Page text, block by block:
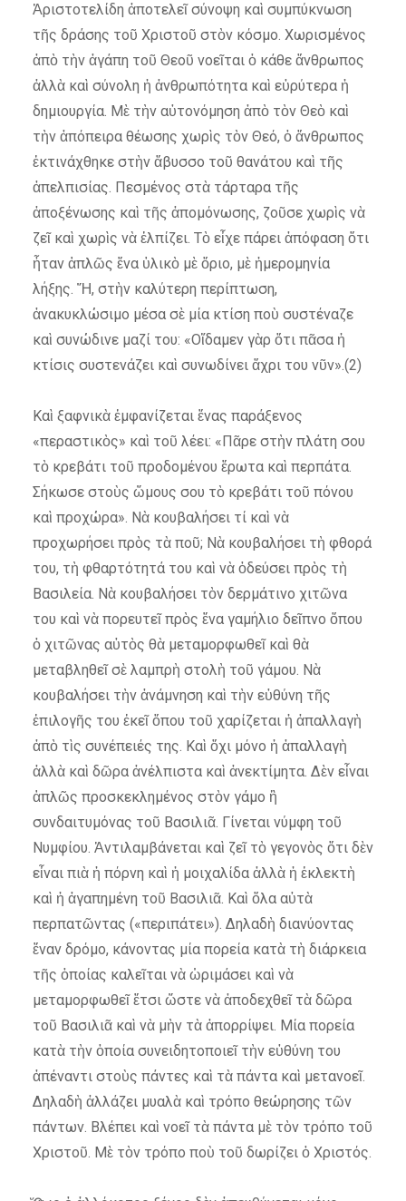
Ἀριστοτελίδη ἀποτελεῖ σύνοψη καὶ συμπύκνωση
τῆς δράσης τοῦ Χριστοῦ στὸν κόσμο. Χωρισμένος
ἀπὸ τὴν ἀγάπη τοῦ Θεοῦ νοεῖται ὁ κάθε ἄνθρωπος
ἀλλὰ καὶ σύνολη ἡ ἀνθρωπότητα καὶ εὐρύτερα ἡ
δημιουργία. Μὲ τὴν αὐτονόμηση ἀπὸ τὸν Θεὸ καὶ
τὴν ἀπόπειρα θέωσης χωρὶς τὸν Θεό, ὁ ἄνθρωπος
ἐκτινάχθηκε στὴν ἄβυσσο τοῦ θανάτου καὶ τῆς
ἀπελπισίας. Πεσμένος στὰ τάρταρα τῆς
ἀποξένωσης καὶ τῆς ἀπομόνωσης, ζοῦσε χωρὶς νὰ
ζεῖ καὶ χωρὶς νὰ ἐλπίζει. Τὸ εἶχε πάρει ἀπόφαση ὅτι
ἦταν ἁπλῶς ἕνα ὑλικὸ μὲ ὅριο, μὲ ἡμερομηνία
λήξης. Ἤ, στὴν καλύτερη περίπτωση,
ἀνακυκλώσιμο μέσα σὲ μία κτίση ποὺ συστέναζε
καὶ συνώδινε μαζί του: «Οἴδαμεν γὰρ ὅτι πᾶσα ἡ
κτίσις συστενάζει καὶ συνωδίνει ἄχρι του νῦν».(2)
Καὶ ξαφνικὰ ἐμφανίζεται ἕνας παράξενος
«περαστικὸς» καὶ τοῦ λέει: «Πᾶρε στὴν πλάτη σου
τὸ κρεβάτι τοῦ προδομένου ἔρωτα καὶ περπάτα.
Σήκωσε στοὺς ὤμους σου τὸ κρεβάτι τοῦ πόνου
καὶ προχώρα». Νὰ κουβαλήσει τί καὶ νὰ
προχωρήσει πρὸς τὰ ποῦ; Νὰ κουβαλήσει τὴ φθορά
του, τὴ φθαρτότητά του καὶ νὰ ὁδεύσει πρὸς τὴ
Βασιλεία. Νὰ κουβαλήσει τὸν δερμάτινο χιτῶνα
του καὶ νὰ πορευτεῖ πρὸς ἕνα γαμήλιο δεῖπνο ὅπου
ὁ χιτῶνας αὐτὸς θὰ μεταμορφωθεῖ καὶ θὰ
μεταβληθεῖ σὲ λαμπρὴ στολὴ τοῦ γάμου. Νὰ
κουβαλήσει τὴν ἀνάμνηση καὶ τὴν εὐθύνη τῆς
ἐπιλογῆς του ἐκεῖ ὅπου τοῦ χαρίζεται ἡ ἀπαλλαγὴ
ἀπὸ τὶς συνέπειές της. Καὶ ὄχι μόνο ἡ ἀπαλλαγὴ
ἀλλὰ καὶ δῶρα ἀνέλπιστα καὶ ἀνεκτίμητα. Δὲν εἶναι
ἁπλῶς προσκεκλημένος στὸν γάμο ἢ
συνδαιτυμόνας τοῦ Βασιλιᾶ. Γίνεται νύμφη τοῦ
Νυμφίου. Ἀντιλαμβάνεται καὶ ζεῖ τὸ γεγονὸς ὅτι δὲν
εἶναι πιὰ ἡ πόρνη καὶ ἡ μοιχαλίδα ἀλλὰ ἡ ἐκλεκτὴ
καὶ ἡ ἀγαπημένη τοῦ Βασιλιᾶ. Καὶ ὅλα αὐτὰ
περπατῶντας («περιπάτει»). Δηλαδὴ διανύοντας
ἕναν δρόμο, κάνοντας μία πορεία κατὰ τὴ διάρκεια
τῆς ὁποίας καλεῖται νὰ ὡριμάσει καὶ νὰ
μεταμορφωθεῖ ἔτσι ὥστε νὰ ἀποδεχθεῖ τὰ δῶρα
τοῦ Βασιλιᾶ καὶ νὰ μὴν τὰ ἀπορρίψει. Μία πορεία
κατὰ τὴν ὁποία συνειδητοποιεῖ τὴν εὐθύνη του
ἀπέναντι στοὺς πάντες καὶ τὰ πάντα καὶ μετανοεῖ.
Δηλαδὴ ἀλλάζει μυαλὰ καὶ τρόπο θεώρησης τῶν
πάντων. Βλέπει καὶ νοεῖ τὰ πάντα μὲ τὸν τρόπο τοῦ
Χριστοῦ. Μὲ τὸν τρόπο ποὺ τοῦ δωρίζει ὁ Χριστός.